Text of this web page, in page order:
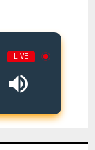
LIVE